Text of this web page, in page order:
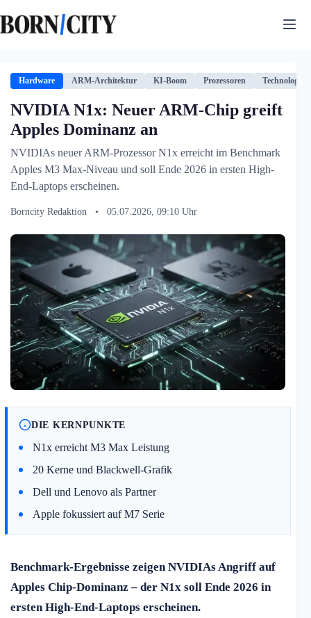
Inhalt
springen
Hardware ARM-Architektur KI-Boom Prozessoren Technologie
NVIDIA N1x: Neuer ARM-Chip greift
Apples Dominanz an
NVIDIAs neuer ARM-Prozessor N1x erreicht im Benchmark
Apples M3 Max-Niveau und soll Ende 2026 in ersten High-
End-Laptops erscheinen.
Borncity Redaktion • 05.07.2026, 09:10 Uhr
DIE KERNPUNKTE
N1x erreicht M3 Max Leistung
20 Kerne und Blackwell-Grafik
Dell und Lenovo als Partner
Apple fokussiert auf M7 Serie
Benchmark-Ergebnisse zeigen NVIDIAs Angriff auf
Apples Chip-Dominanz – der N1x soll Ende 2026 in
ersten High-End-Laptops erscheinen.